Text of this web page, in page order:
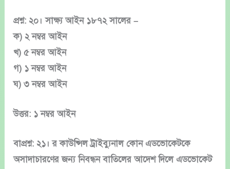
প্রশ্ন: ২০। সাক্ষ্য আইন ১৮৭২ সালের –
ক) ২ নম্বর আইন
খ) ৫ নম্বর আইন
গ) ১ নম্বর আইন
ঘ) ৩ নম্বর আইন
উত্তর: ১ নম্বর আইন
বাপ্রশ্ন: ২১। র কাউন্সিল ট্রাইব্যুনাল কোন এডভোকেটকে
অসাদাচারণের জন্য নিবন্ধন বাতিলের আদেশ দিলে এডভোকেট